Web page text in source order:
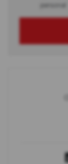
personal